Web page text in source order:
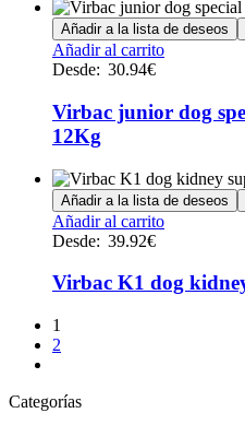
de
producto
Añadir a la lista de deseos
Añadir al carritoEste
múltiples
variantes.
se
pueden
elegir
página
Desde: 30.94€
Virbac junior dog
12Kg
Añadir a la lista de deseos
Añadir al carritoEste
múltiples
variantes.
Desde: 39.92€
Virbac K1 dog
1
2
Categorías